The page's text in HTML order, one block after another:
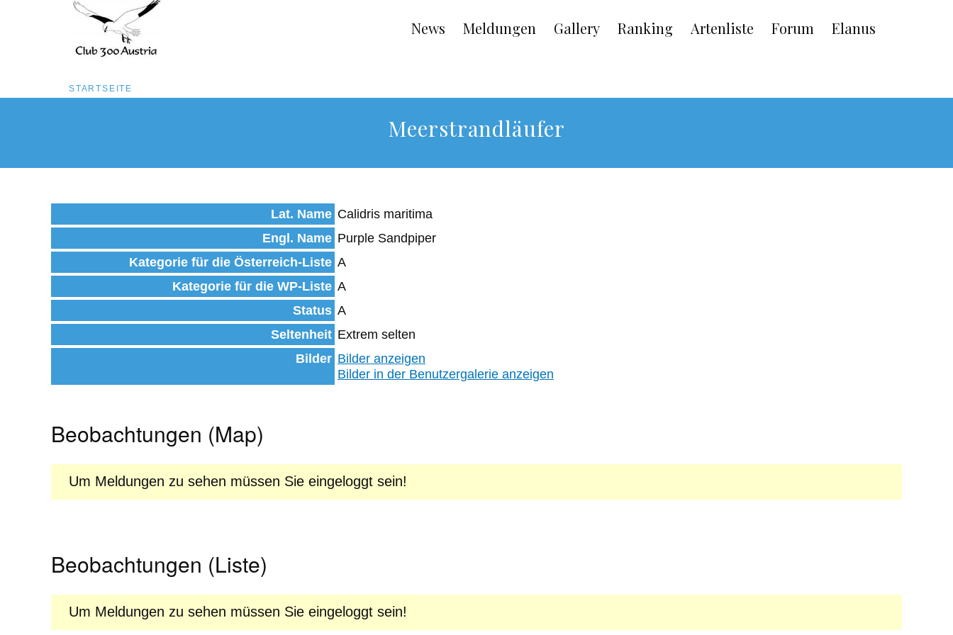
Inhalt
Main
navigation
News Meldungen Gallery Ranking Artenliste Forum Elanus
Pfadnavigation
STARTSEITE
Meerstrandläufer
Lat. Name Calidris maritima
Engl. Name Purple Sandpiper
Kategorie für die Österreich-Liste A
Kategorie für die WP-Liste A
Status A
Seltenheit Extrem selten
Bilder Bilder anzeigen
Bilder in der Benutzergalerie anzeigen
Beobachtungen (Map)
Um Meldungen zu sehen müssen Sie eingeloggt sein!
Beobachtungen (Liste)
Um Meldungen zu sehen müssen Sie eingeloggt sein!